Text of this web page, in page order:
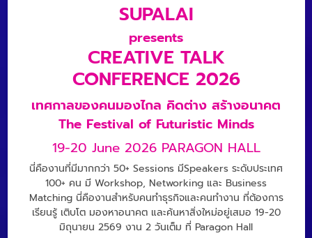
SUPALAI
presents
CREATIVE TALK
CONFERENCE 2026
เทศกาลของคนมองไกล คิดต่าง สร้างอนาคต
The Festival of Futuristic Minds
19-20 June 2026 PARAGON HALL
นี่คืองานที่มีมากกว่า 50+ Sessions มีSpeakers ระดับประเทศ
100+ คน มี Workshop, Networking และ Business
Matching นี่คืองานสำหรับคนทำธุรกิจและคนทำงาน ที่ต้องการ
เรียนรู้ เติบโต มองหาอนาคต และค้นหาสิ่งใหม่อยู่เสมอ 19-20
มิถุนายน 2569 งาน 2 วันเต็ม ที่ Paragon Hall